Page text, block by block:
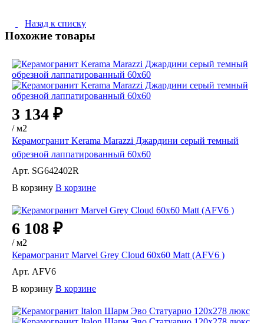
Назад к списку
Похожие товары
3 134 ₽
/ м2
Керамогранит Kerama Marazzi Джардини серый темный
обрезной лаппатированный 60х60
Арт. SG642402R
В корзину В корзине
6 108 ₽
/ м2
Керамогранит Marvel Grey Cloud 60x60 Matt (AFV6 )
Арт. AFV6
В корзину В корзине